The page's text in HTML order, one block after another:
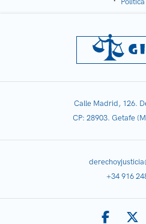
Calle Madrid, 126.
CP: 28903. Getafe
+34 916